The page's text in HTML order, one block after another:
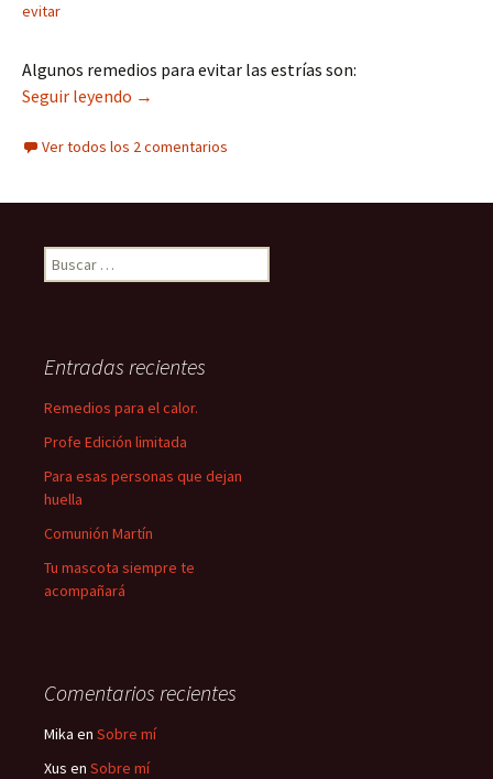
evitar
Algunos remedios para evitar las estrías son:
Seguir leyendo Disminuir y evitar las estrías
→
Ver todos los 2 comentarios
Buscar:
Entradas recientes
Remedios para el calor.
Profe Edición limitada
Para esas personas que dejan
huella
Comunión Martín
Tu mascota siempre te
acompañará
Comentarios recientes
Mika en Sobre mí
Xus en Sobre mí